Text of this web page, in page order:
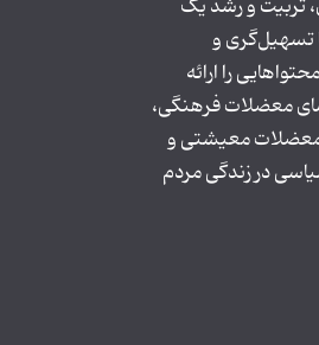
تربیت و رشد یک
تسهیل‌گری و
را ارائه
معضلات فرهنگی،
معضلات معیشتی و
در زندگی مردم